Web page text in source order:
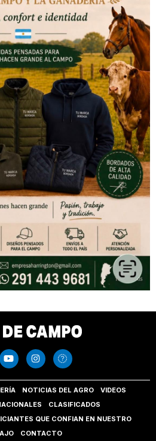
NOTICIAS DEL AGRO
VIDEOS
CLASIFICADOS
QUE CONFIAN EN NUESTRO
CONTACTO